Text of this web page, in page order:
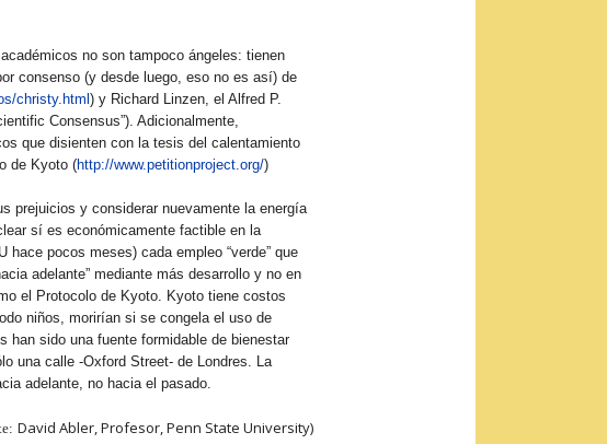
no son tampoco ángeles: tienen
consenso (y desde luego, eso no es así) de
christy.html ) y Richard Linzen, el Alfred P.
Consensus”). Adicionalmente,
que disienten con la tesis del calentamiento
de Kyoto (http://www.petitionproject.org/)
prejuicios y considerar nuevamente la energía
sí es económicamente factible en la
pocos meses) cada empleo “verde” que
adelante” mediante más desarrollo y no en
el Protocolo de Kyoto. Kyoto tiene costos
niños, morirían si se congela el uso de
han sido una fuente formidable de bienestar
una calle -Oxford Street- de Londres. La
adelante, no hacia el pasado.
David Abler, Profesor, Penn State University)